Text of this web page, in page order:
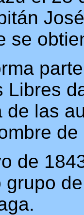
se
Libres
de las
de
de
grupo